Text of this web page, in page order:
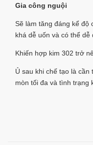
Gia công nguội
Sẽ làm tăng đáng kể độ
khá dễ uốn và có thể
Khiến hợp kim 302 trở
Ủ sau khi chế tạo là
mòn tối đa và tình trạng